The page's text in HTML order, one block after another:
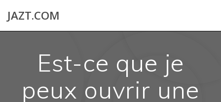
JAZT.COM
Est-ce que je
peux ouvrir une